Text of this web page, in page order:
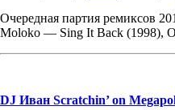
Очередная партия ремиксов
Moloko — Sing It Back (1998),
DJ Иван Scratchin’ on